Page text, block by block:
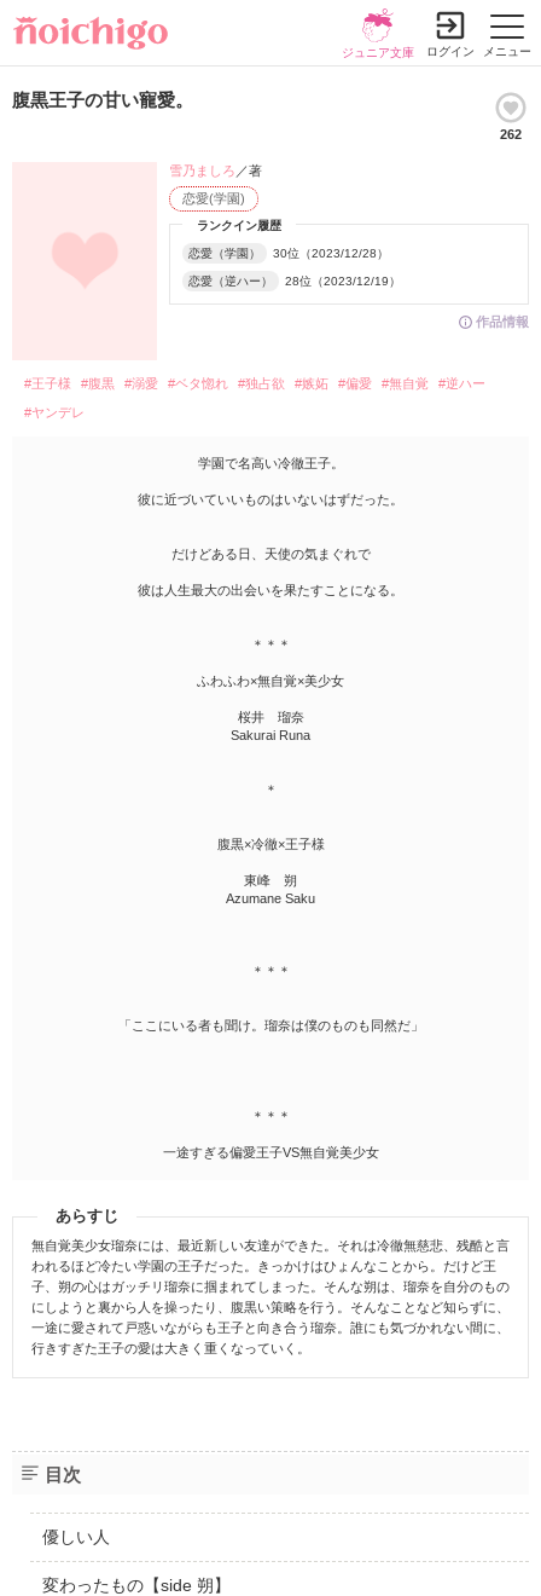
メニュー
ジュニア文庫 ログイン
腹黒王子の甘い寵愛。
262
作品情報
ランクイン履歴
恋愛（学園） 30位（2023/12/28）
恋愛（逆ハー） 28位（2023/12/19）
恋愛(学園)
雪乃ましろ ／著
#王子様 #腹黒 #溺愛 #ベタ惚れ #独占欲 #嫉妬 #偏愛 #無自覚
#逆ハー
#ヤンデレ
学園で名高い冷徹王子。
彼に近づいていいものはいないはずだった。
だけどある日、天使の気まぐれで
彼は人生最大の出会いを果たすことになる。
＊＊＊
ふわふわ×無自覚×美少女
桜井 瑠奈
Sakurai Runa
＊
腹黒×冷徹×王子様
東峰 朔
Azumane Saku
＊＊＊
「ここにいる者も聞け。瑠奈は僕のものも同然だ」
＊＊＊
一途すぎる偏愛王子VS無自覚美少女
あらすじ
無自覚美少女瑠奈には、最近新しい友達ができた。それは冷徹無慈悲、残酷と言
われるほど冷たい学園の王子だった。きっかけはひょんなことから。だけど王
子、朔の心はガッチリ瑠奈に掴まれてしまった。そんな朔は、瑠奈を自分のもの
にしようと裏から人を操ったり、腹黒い策略を行う。そんなことなど知らずに、
一途に愛されて戸惑いながらも王子と向き合う瑠奈。誰にも気づかれない間に、
行きすぎた王子の愛は大きく重くなっていく。
目次
優しい人
変わったもの【side 朔】